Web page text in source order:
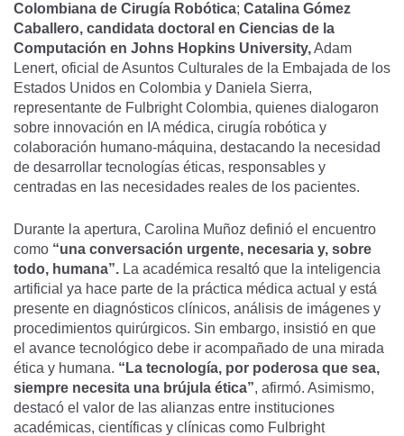
Colombiana de Cirugía Robótica; Catalina Gómez
Caballero, candidata doctoral en Ciencias de la
Computación en Johns Hopkins University,Adam
Lenert, oficial de Asuntos Culturales de la Embajada de los
Estados Unidos en Colombia y Daniela Sierra,
representante de Fulbright Colombia, quienes dialogaron
sobre innovación en IA médica, cirugía robótica y
colaboración humano-máquina, destacando la necesidad
de desarrollar tecnologías éticas, responsables y
centradas en las necesidades reales de los pacientes.
Durante la apertura, Carolina Muñoz definió el encuentro
como “una conversación urgente, necesaria y, sobre
todo, humana”. La académica resaltó que la inteligencia
artificial ya hace parte de la práctica médica actual y está
presente en diagnósticos clínicos, análisis de imágenes y
procedimientos quirúrgicos. Sin embargo, insistió en que
el avance tecnológico debe ir acompañado de una mirada
ética y humana. “La tecnología, por poderosa que sea,
siempre necesita una brújula ética”, afirmó. Asimismo,
destacó el valor de las alianzas entre instituciones
académicas, científicas y clínicas como Fulbright